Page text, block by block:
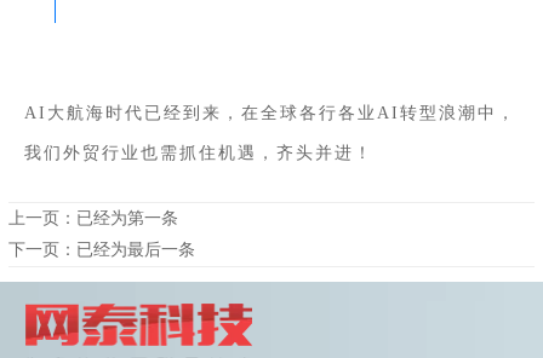
AI大航海时代已经到来，在全球各行各业AI转型浪潮中，
我们外贸行业也需抓住机遇，齐头并进！
上一页：已经为第一条
下一页：已经为最后一条